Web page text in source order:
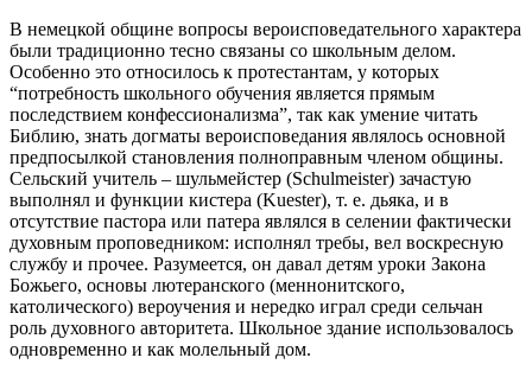
В немецкой общине вопросы вероисповедательного характера
были традиционно тесно связаны со школьным делом.
Особенно это относилось к протестантам, у которых
“потребность школьного обучения является прямым
последствием конфессионализма”, так как умение читать
Библию, знать догматы вероисповедания являлось основной
предпосылкой становления полноправным членом общины.
Сельский учитель – шульмейстер (Schulmeister) зачастую
выполнял и функции кистера (Kuester), т. е. дьяка, и в
отсутствие пастора или патера являлся в селении фактически
духовным проповедником: исполнял требы, вел воскресную
службу и прочее. Разумеется, он давал детям уроки Закона
Божьего, основы лютеранского (меннонитского,
католического) вероучения и нередко играл среди сельчан
роль духовного авторитета. Школьное здание использовалось
одновременно и как молельный дом.